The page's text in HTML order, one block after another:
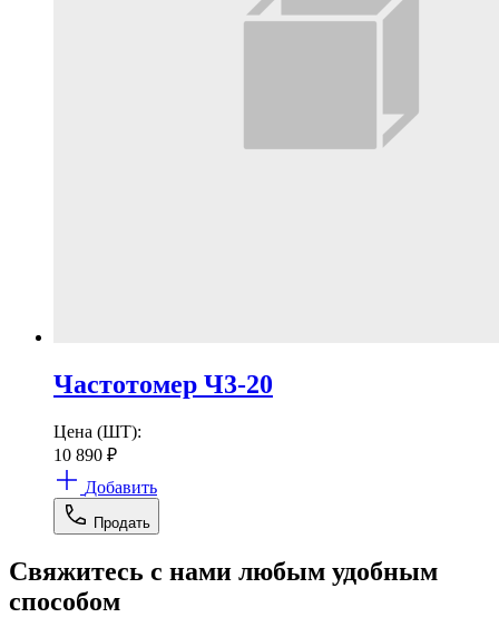
Частотомер Ч3-20
Цена (ШТ):
10 890 ₽
Добавить
Продать
Свяжитесь с нами любым удобным
способом